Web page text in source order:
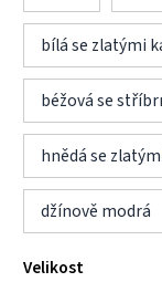
bílá se zlatými
béžová se
hnědá se
džínově modrá
Velikost